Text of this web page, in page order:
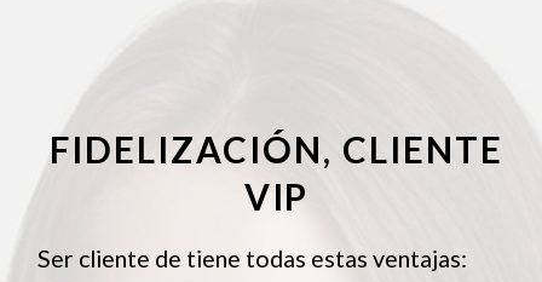
FIDELIZACIÓN, CLIENTE
VIP
Ser cliente de tiene todas estas ventajas: